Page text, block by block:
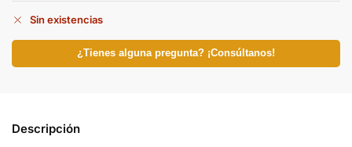
Sin existencias
¿Tienes alguna pregunta? ¡Consúltanos!
Descripción